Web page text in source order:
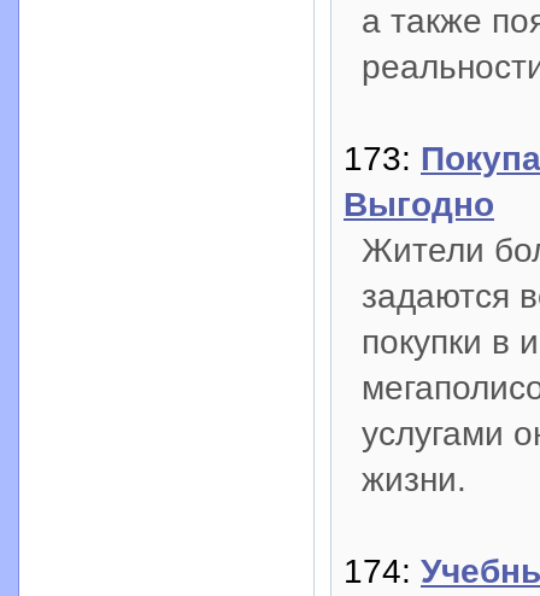
а также
173:
Выгодно
Жители
задаются
покупки в
услугами
жизни.
174: